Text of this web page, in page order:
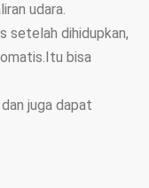
udara.
setelah dihidupkan,
bisa
juga dapat